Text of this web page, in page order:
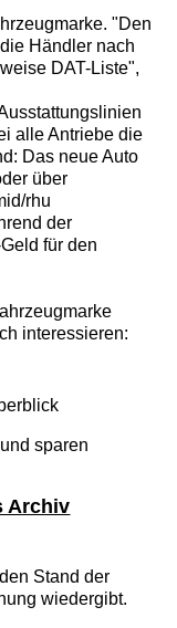
"Den
Händler nach
DAT-Liste",
alle Antriebe die
Das neue Auto
über
rhu
der
für den
interessieren:
sparen
Archiv
Stand der
wiedergibt.